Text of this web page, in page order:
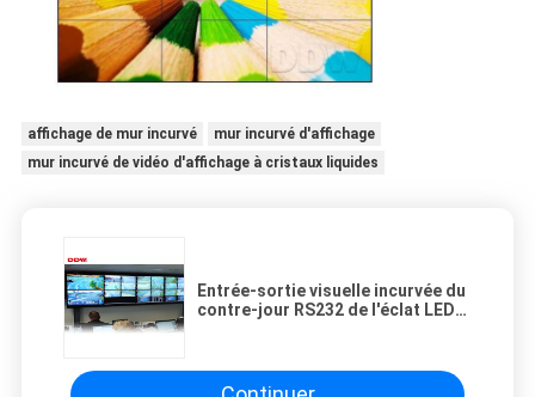
affichage de mur incurvé
mur incurvé d'affichage
mur incurvé de vidéo d'affichage à cristaux liquides
Entrée-sortie visuelle incurvée du
contre-jour RS232 de l'éclat LED